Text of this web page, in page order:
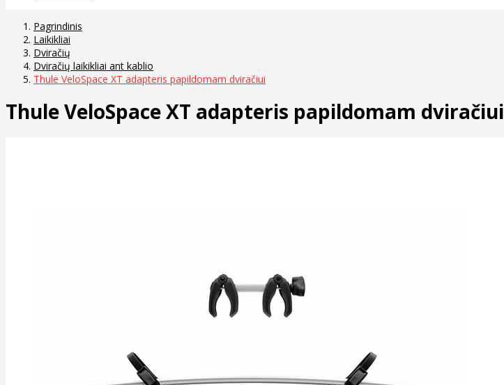
Pagrindinis
Laikikliai
Dviračių
Dviračių laikikliai ant kablio
Thule VeloSpace XT adapteris papildomam dviračiui
Thule VeloSpace XT adapteris papildomam dviračiui